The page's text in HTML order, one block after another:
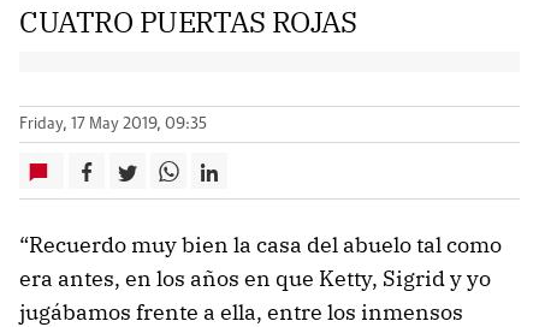
CUATRO PUERTAS ROJAS
Friday, 17 May 2019, 09:35
“Recuerdo muy bien la casa del abuelo tal como
era antes, en los años en que Ketty, Sigrid y yo
jugábamos frente a ella, entre los inmensos